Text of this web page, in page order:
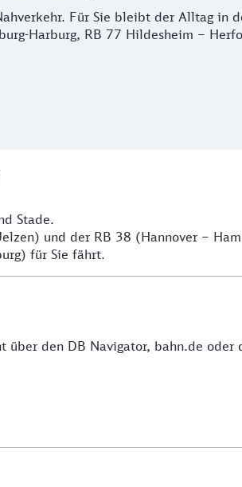
Für Sie bleibt der Alltag in
Harburg, RB 77 Hildesheim –
Stade.
und der RB 38 (Hannover –
für Sie fährt.
den DB Navigator, bahn.de oder